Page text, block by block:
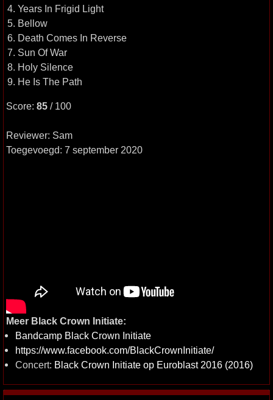
4. Years In Frigid Light
5. Bellow
6. Death Comes In Reverse
7. Sun Of War
8. Holy Silence
9. He Is The Path
Score: 85 / 100
Reviewer: Sam
Toegevoegd: 7 september 2020
Meer Black Crown Initiate:
Bandcamp Black Crown Initiate
https://www.facebook.com/BlackCrownInitiate/
Concert: Black Crown Initiate op Euroblast 2016 (2016)